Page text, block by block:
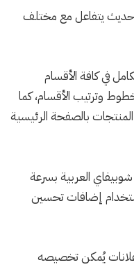
يتفاعل مع مختلف
في كافة الأقسام
وترتيب الأقسام، كما
لعرض المنتجات بالصفحة الرئيسية
العربية بسرعة
دون استخدام إضافات تحسين
يُمكن تخصيصه